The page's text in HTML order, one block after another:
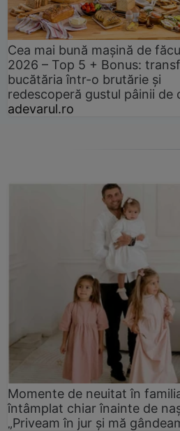
Cea mai bună mașină de
2026 – Top 5 + Bonus:
bucătăria într-o brutărie și
redescoperă gustul pâinii de
adevarul.ro
Momente de neuitat în
întâmplat chiar înainte de
„Priveam în jur și mă